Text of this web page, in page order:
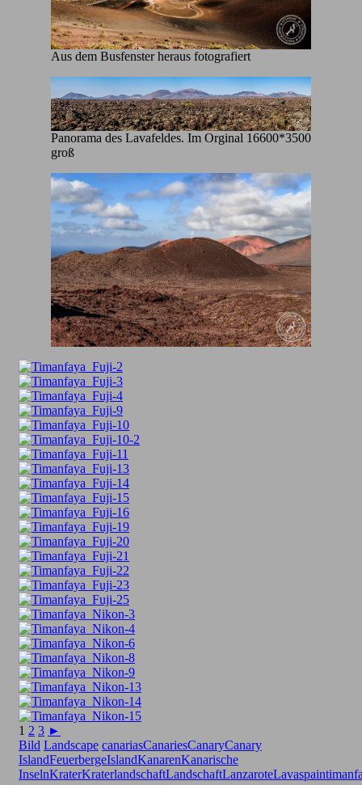
Aus dem Busfenster heraus fotografiert
Panorama des Lavafeldes. Im Orginal 16600*3500
groß
1 2 3 ►
Bild Landscape canariasCanariesCanaryCanary
IslandFeuerbergeIslandKanarenKanarische
InselnKraterKraterlandschaftLandschaftLanzaroteLavaspain